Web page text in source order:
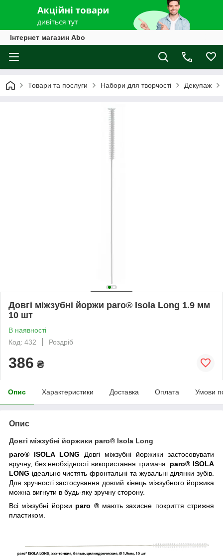
Інтернет магазин Abo
Товари та послуги Набори для творчості Декупаж
Довгі міжзубні йоржи paro® Isola Long 1.9 мм
10 шт
В наявності
Код: 432
Роздріб
386 ₴
Опис Характеристики Доставка Оплата Умови
Опис
Довгі міжзубні йоржики paro® Isola Long
paro® ISOLA LONG Довгі міжзубні йоржики застосовувати
вручну, без необхідності використання тримача. paro® ISOLA
LONG ідеально чистять фронтальні та жувальні ділянки зубів.
Для зручності застосування довгий кінець міжзубного йоржика
можна вигнути в будь-яку зручну сторону.
Всі міжзубні йоржи paro ® мають захисне покриття стрижня
пластиком.